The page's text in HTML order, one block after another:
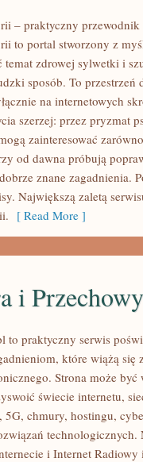
– praktyczny
to portal stworzony z
temat zdrowej sylwetki i
sposób. To
na internetowych
szerzej: przez pryzmat
zainteresować
od dawna próbują
znane zagadnienia.
Największą zaletą
[ Read More ]
i
to praktyczny serwis
które wiążą się
Strona może
świecie internetu,
5G, chmury, hostingu,
technologicznych.
i Internet